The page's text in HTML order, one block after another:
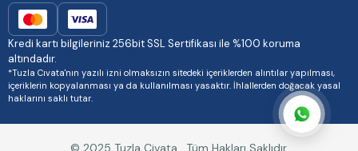
Kredi kartı bilgileriniz 256bit SSL Sertifikası ile %100 koruma
altındadır.
*Tuzla Cıvata'nın yazılı izni olmaksızın sitedeki içeriklerden alıntılar yapılması,
içeriklerin kopyalanması ya da kullanılması yasaktır. İhlallerden doğacak yasal
haklarını saklı tutar.
© 2025 Tuzla Civata . Tüm Hakları Saklıdır.